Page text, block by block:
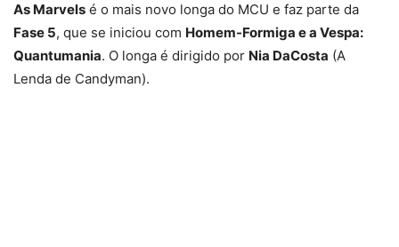
As Marvels é o mais novo longa do MCU e faz parte da
Fase 5, que se iniciou com Homem-Formiga e a Vespa:
Quantumania. O longa é dirigido por Nia DaCosta (A
Lenda de Candyman).